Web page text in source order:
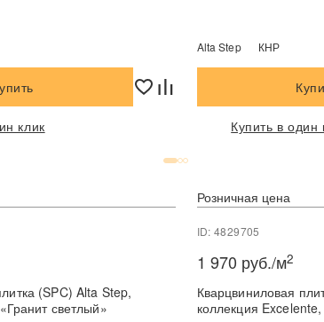
клик
Alta Step КНР
Купить в один
(SPC) Alta Step,
светлый»
Розничная цена
ID: 4829705
1 970 руб./м2
Кварцвиниловая
коллекция